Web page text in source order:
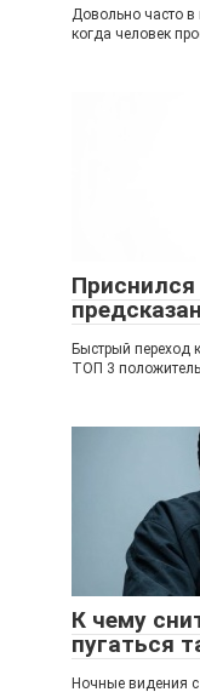
Довольно часто в
когда человек
Быстрый переход
ТОП 3
К чему
пугаться
Ночные видения